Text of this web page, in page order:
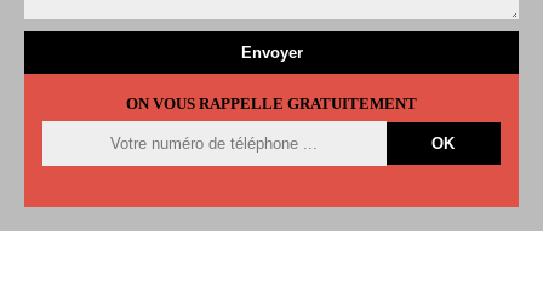
ON VOUS RAPPELLE GRATUITEMENT